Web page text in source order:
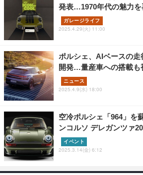
発表…1970年代の魅力を
ガレージライフ
2025.4.29(火) 11:00
ポルシェ、AIベースの
開発…量産車への搭載も
ニュース
2025.4.9(水) 18:00
空冷ポルシェ「964」を
ンコルソ デレガンツァ
イベント
2025.3.14(金) 6:12